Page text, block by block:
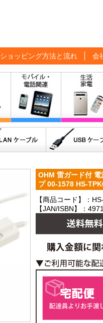
ショッピング方法と流れ 会
OHM 雷ガード付
プ 00-1578 HS-
【商品コード】：
【JAN/ISBN】：